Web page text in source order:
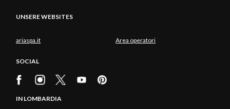
UNSERE WEBSITES
ariaspa.it Area operatori
SOCIAL
IN LOMBARDIA